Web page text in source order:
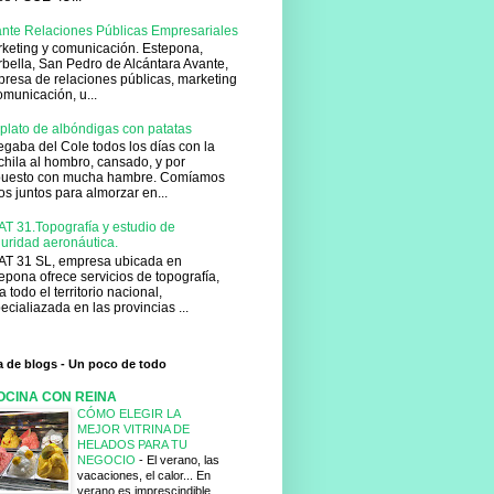
Relaciones Públicas Empresariales
y comunicación. Estepona,
San Pedro de Alcántara Avante,
de relaciones públicas, marketing
u...
de albóndigas con patatas
del Cole todos los días con la
al hombro, cansado, y por
con mucha hambre. Comíamos
juntos para almorzar en...
31.Topografía y estudio de
aeronáutica.
31 SL, empresa ubicada en
ofrece servicios de topografía,
todo el territorio nacional,
en las provincias ...
de blogs - Un poco de todo
CON REINA
CÓMO ELEGIR LA
MEJOR VITRINA DE
HELADOS PARA TU
NEGOCIO - El verano, las
vacaciones, el calor... En
verano es imprescindible